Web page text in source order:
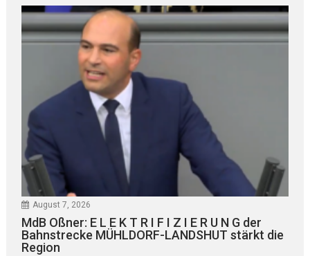
August 7, 2026
MdB Oßner: E L E K T R I F I Z I E R U N G der
Bahnstrecke MÜHLDORF-LANDSHUT stärkt die
Region